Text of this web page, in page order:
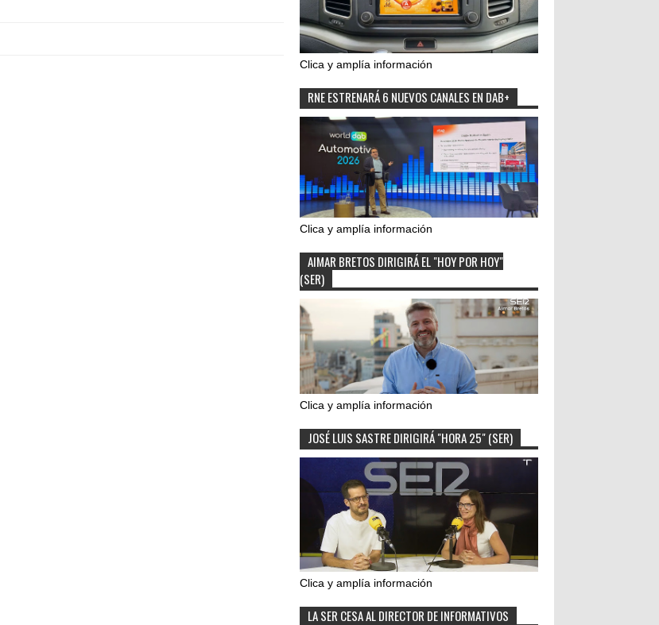
Clica y amplía información
RNE ESTRENARÁ 6 NUEVOS CANALES EN DAB+
Clica y amplía información
AIMAR BRETOS DIRIGIRÁ EL "HOY POR HOY"
(SER)
Clica y amplía información
JOSÉ LUIS SASTRE DIRIGIRÁ "HORA 25" (SER)
Clica y amplía información
LA SER CESA AL DIRECTOR DE INFORMATIVOS